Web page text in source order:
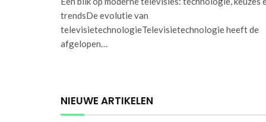
trendsDe evolutie van
televisietechnologieTelevisietechnologie heeft de
afgelopen…
NIEUWE ARTIKELEN